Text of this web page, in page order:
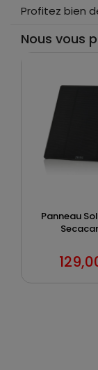
Profitez bien
Nous vous
Panneau